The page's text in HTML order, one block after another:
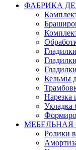
ФАБРИКА
Кельмы
Нарезка
Укладка
МЕБЕЛЬНАЯ
Ролики